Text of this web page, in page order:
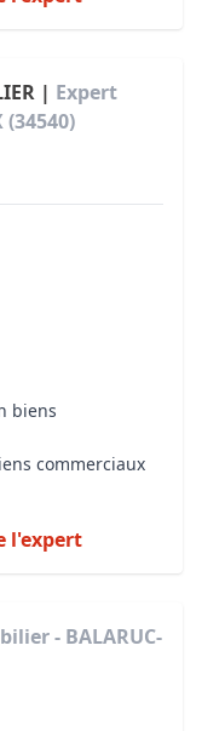
| Expert
(34540)
biens
commerciaux
l'expert
- BALARUC-